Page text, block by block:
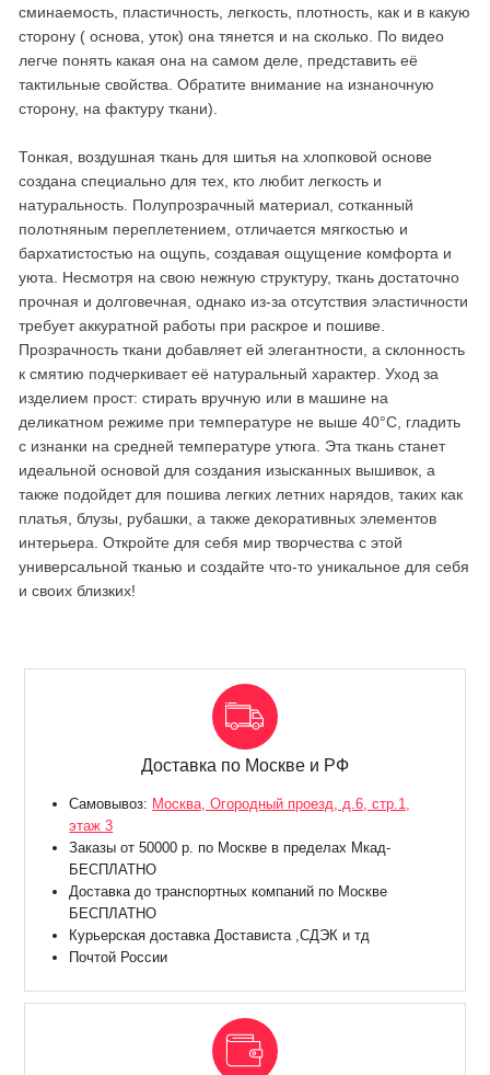
сминаемость, пластичность, легкость, плотность, как и в какую
сторону ( основа, уток) она тянется и на сколько. По видео
легче понять какая она на самом деле, представить её
тактильные свойства. Обратите внимание на изнаночную
сторону, на фактуру ткани).
Тонкая, воздушная ткань для шитья на хлопковой основе
создана специально для тех, кто любит легкость и
натуральность. Полупрозрачный материал, сотканный
полотняным переплетением, отличается мягкостью и
бархатистостью на ощупь, создавая ощущение комфорта и
уюта. Несмотря на свою нежную структуру, ткань достаточно
прочная и долговечная, однако из-за отсутствия эластичности
требует аккуратной работы при раскрое и пошиве.
Прозрачность ткани добавляет ей элегантности, а склонность
к смятию подчеркивает её натуральный характер. Уход за
изделием прост: стирать вручную или в машине на
деликатном режиме при температуре не выше 40°C, гладить
с изнанки на средней температуре утюга. Эта ткань станет
идеальной основой для создания изысканных вышивок, а
также подойдет для пошива легких летних нарядов, таких как
платья, блузы, рубашки, а также декоративных элементов
интерьера. Откройте для себя мир творчества с этой
универсальной тканью и создайте что-то уникальное для себя
и своих близких!
Доставка по Москве и РФ
Самовывоз: Москва, Огородный проезд, д.6, стр.1,
этаж 3
Заказы от 50000 р. по Москве в пределах Мкад-
БЕСПЛАТНО
Доставка до транспортных компаний по Москве
БЕСПЛАТНО
Курьерская доставка Достависта ,СДЭК и тд
Почтой России